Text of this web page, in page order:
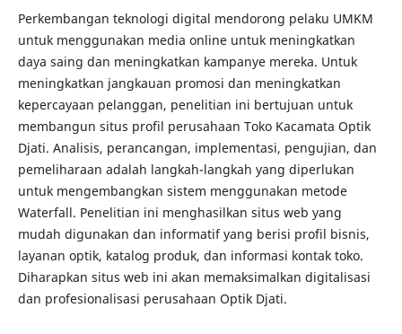
Perkembangan teknologi digital mendorong pelaku UMKM
untuk menggunakan media online untuk meningkatkan
daya saing dan meningkatkan kampanye mereka. Untuk
meningkatkan jangkauan promosi dan meningkatkan
kepercayaan pelanggan, penelitian ini bertujuan untuk
membangun situs profil perusahaan Toko Kacamata Optik
Djati. Analisis, perancangan, implementasi, pengujian, dan
pemeliharaan adalah langkah-langkah yang diperlukan
untuk mengembangkan sistem menggunakan metode
Waterfall. Penelitian ini menghasilkan situs web yang
mudah digunakan dan informatif yang berisi profil bisnis,
layanan optik, katalog produk, dan informasi kontak toko.
Diharapkan situs web ini akan memaksimalkan digitalisasi
dan profesionalisasi perusahaan Optik Djati.